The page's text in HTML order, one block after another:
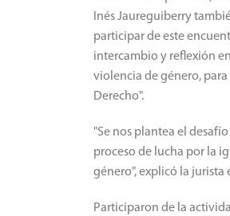
Inés Jaureguiberry
participar de este
intercambio y reflexión
violencia de género,
Derecho".
"Se nos plantea el
proceso de lucha por la
género", explicó la jurista
Participaron de la